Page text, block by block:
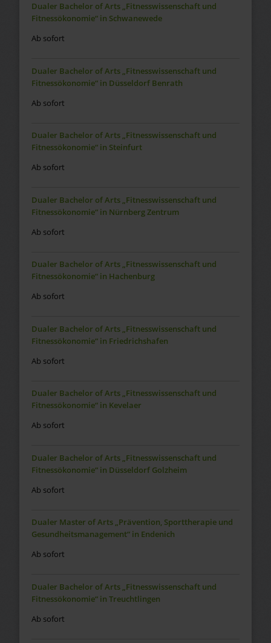
Dualer Bachelor of Arts „Fitnesswissenschaft und
Fitnessökonomie“ in Schwanewede
Ab sofort
Dualer Bachelor of Arts „Fitnesswissenschaft und
Fitnessökonomie“ in Düsseldorf Benrath
Ab sofort
Dualer Bachelor of Arts „Fitnesswissenschaft und
Fitnessökonomie“ in Steinfurt
Ab sofort
Dualer Bachelor of Arts „Fitnesswissenschaft und
Fitnessökonomie“ in Nürnberg Zentrum
Ab sofort
Dualer Bachelor of Arts „Fitnesswissenschaft und
Fitnessökonomie“ in Hachenburg
Ab sofort
Dualer Bachelor of Arts „Fitnesswissenschaft und
Fitnessökonomie“ in Friedrichshafen
Ab sofort
Dualer Bachelor of Arts „Fitnesswissenschaft und
Fitnessökonomie“ in Kevelaer
Ab sofort
Dualer Bachelor of Arts „Fitnesswissenschaft und
Fitnessökonomie“ in Düsseldorf Golzheim
Ab sofort
Dualer Master of Arts „Prävention, Sporttherapie und
Gesundheitsmanagement“ in Endenich
Ab sofort
Dualer Bachelor of Arts „Fitnesswissenschaft und
Fitnessökonomie“ in Treuchtlingen
Ab sofort